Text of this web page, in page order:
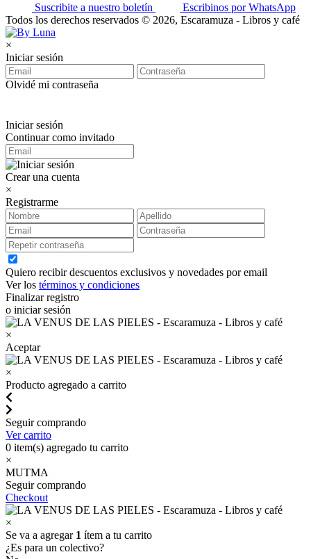
Suscribite a nuestro boletín
Escribinos por WhatsApp
Todos los derechos reservados © 2026, Escaramuza - Libros y café
×
Iniciar sesión
Olvidé mi contraseña
Iniciar sesión
Continuar como invitado
Crear una cuenta
×
Registrarme
Quiero recibir descuentos exclusivos y novedades por email
Ver los términos y condiciones
Finalizar registro
o iniciar sesión
×
Aceptar
×
Producto agregado a carrito
Seguir comprando
Ver carrito
0 item(s) agregado tu carrito
×
MUTMA
Seguir comprando
Checkout
×
Se va a agregar 1 ítem a tu carrito
¿Es para un colectivo?